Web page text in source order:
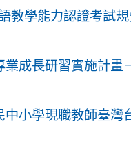
教學能力認證考試
業成長研習實施計畫
中小學現職教師臺灣